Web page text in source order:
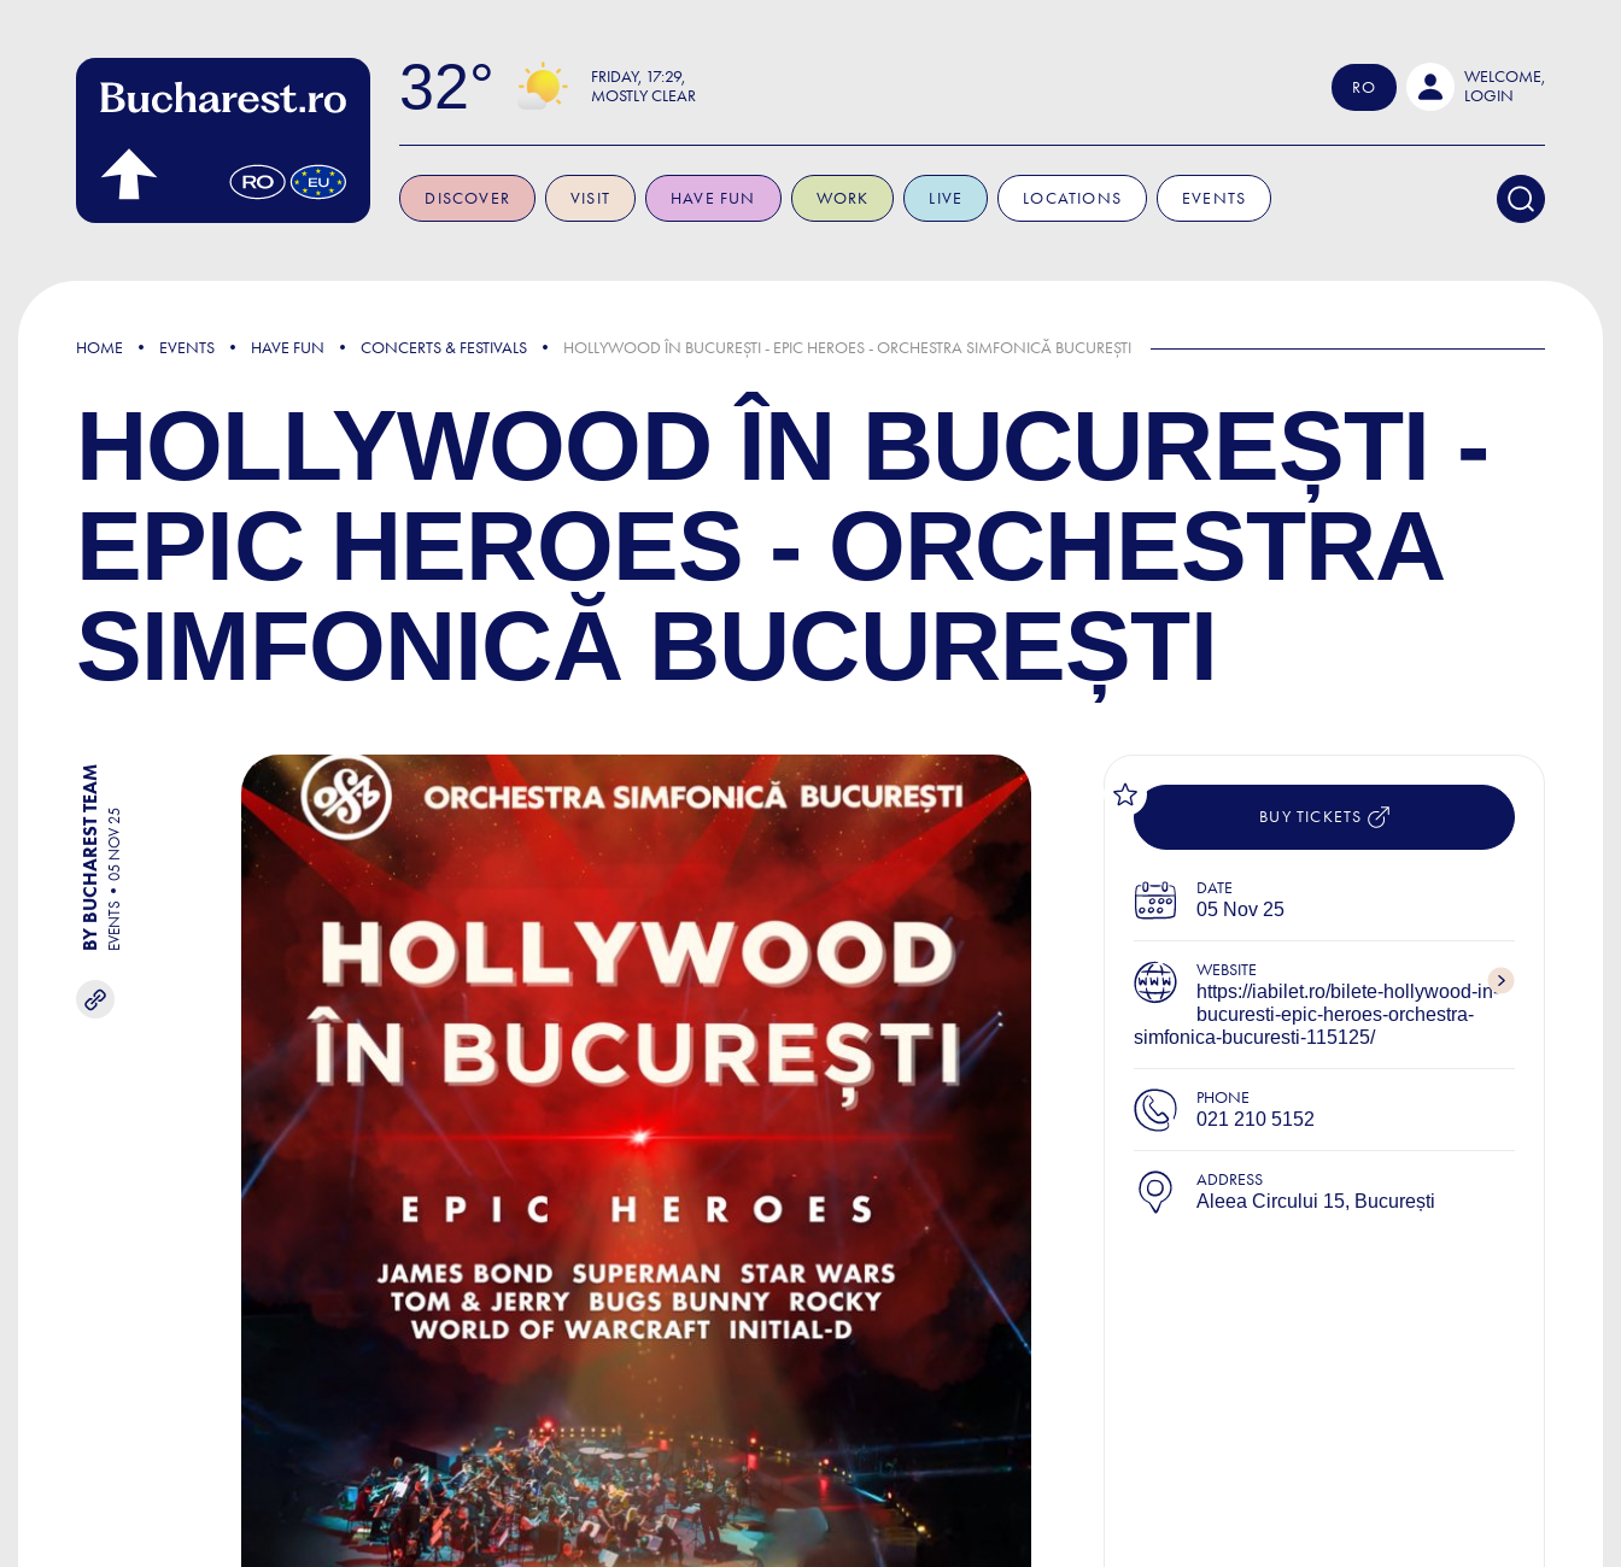
32 FRIDAY 17:29
MOSTLY CLEAR
RO
WELCOME,
LOGIN
DISCOVER VISIT HAVE FUN WORK LIVE LOCATIONS EVENTS
HOME EVENTS HAVE FUN CONCERTS & FESTIVALS HOLLYWOOD ÎN BUCUREȘTI - EPIC HEROES - ORCHESTRA SIMFONICĂ BUCUREȘTI
HOLLYWOOD ÎN BUCUREȘTI -
EPIC HEROES - ORCHESTRA
SIMFONICĂ BUCUREȘTI
BY BUCHAREST TEAM EVENTS
05 NOV 25 BUY TICKETS
DATE
05 Nov 25
WEBSITE
https://iabilet.ro/bilete-hollywood-in-
bucuresti-epic-heroes-orchestra-
simfonica-bucuresti-115125/
PHONE
021 210 5152
ADDRESS
Aleea Circului 15, București